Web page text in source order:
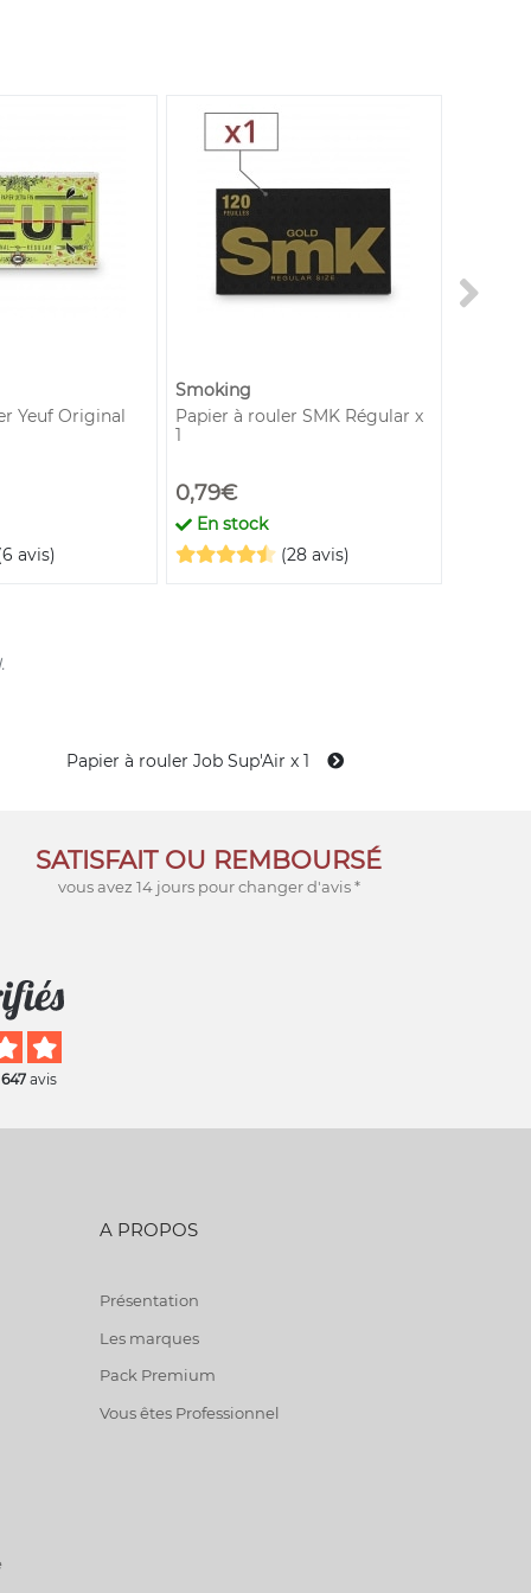
Yeuf Original
avis)
Smoking
Papier à rouler SMK Régular x
1
0,79€
En stock
(28 avis)
Papier à rouler Job Sup'Air x 1
SATISFAIT OU REMBOURSÉ
vous avez 14 jours pour changer d'avis *
avis
A PROPOS
Présentation
Les marques
Pack Premium
Vous êtes Professionnel